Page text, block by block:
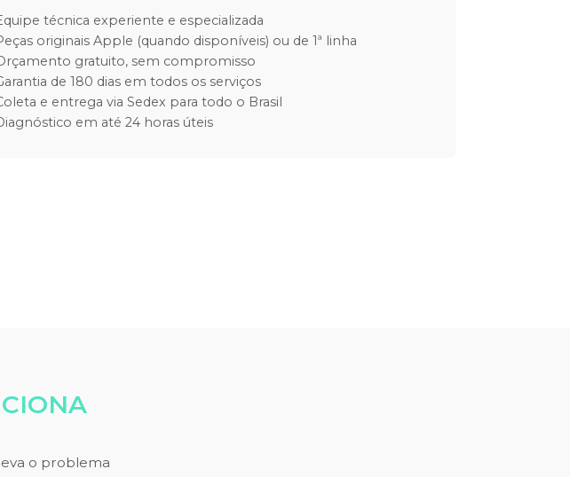
técnica experiente e especializada
originais Apple (quando disponíveis) ou de 1ª linha
gratuito, sem compromisso
de 180 dias em todos os serviços
e entrega via Sedex para todo o Brasil
em até 24 horas úteis
o problema